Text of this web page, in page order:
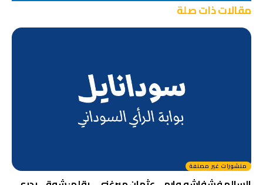
مقالات ذات صلة
منشورات غير مصنفة